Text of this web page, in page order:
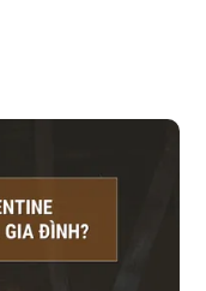
cặp đôi đang yêu.
ảnh hưởng? Cơ hội nào
đang thay đổi, và
đã trở thành 1 ngày